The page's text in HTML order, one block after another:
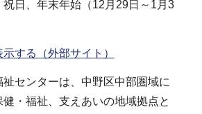
日、年末年始（12月29日～1月3
する（外部サイト）
センターは、中野区中部圏域に
・福祉、支えあいの地域拠点と